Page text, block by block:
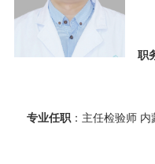
职
专业任职：主任检验师 内